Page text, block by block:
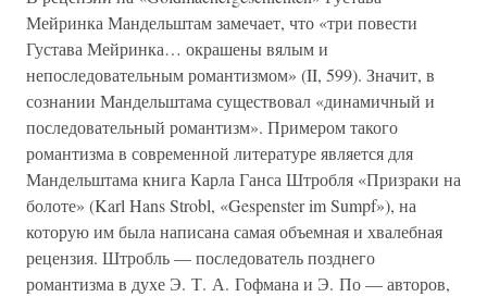
Мейринка Мандельштам замечает, что «три повести
Густава Мейринка… окрашены вялым и
непоследовательным романтизмом» (II, 599). Значит, в
сознании Мандельштама существовал «динамичный и
последовательный романтизм». Примером такого
романтизма в современной литературе является для
Мандельштама книга Карла Ганса Штробля «Призраки на
болоте» (Karl Hans Strobl, «Gespenster im Sumpf»), на
которую им была написана самая объемная и хвалебная
рецензия. Штробль — последователь позднего
романтизма в духе Э. Т. А. Гофмана и Э. По — авторов,